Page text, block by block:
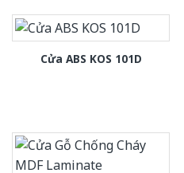
Cửa ABS KOS 101D